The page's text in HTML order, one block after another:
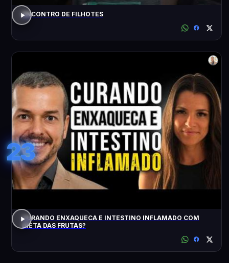
ENCONTRO DE FILHOTES
23
CURANDO ENXAQUECA E INTESTINO INFLAMADO COM
DIETA DAS FRUTAS?